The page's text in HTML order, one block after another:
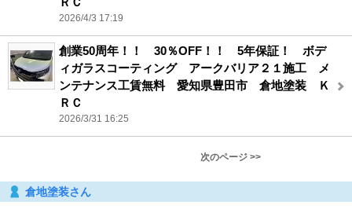
2026/4/3 17:19
創業50周年！！ 30％OFF！！ 5年保証！ ボデ
ィガラスコーティング アークバリア２１施工 メ
ンテナンス工賃無料 愛知県豊田市 倉地塗装 Ｋ
ＲＣ
2026/3/31 16:25
次のページ >>
倉地塗装さん